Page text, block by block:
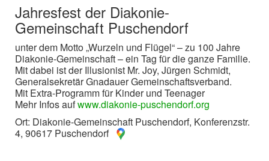
Jahresfest der Diakonie-
Gemeinschaft Puschendorf
unter dem Motto „Wurzeln und Flügel“ – zu 100 Jahre
Diakonie-Gemeinschaft – ein Tag für die ganze Familie.
Mit dabei ist der Illusionist Mr. Joy, Jürgen Schmidt,
Generalsekretär Gnadauer Gemeinschaftsverband.
Mit Extra-Programm für Kinder und Teenager
Mehr Infos aufwww.diakonie-puschendorf.org
Ort: Diakonie-Gemeinschaft Puschendorf, Konferenzstr.
4, 90617 Puschendorf